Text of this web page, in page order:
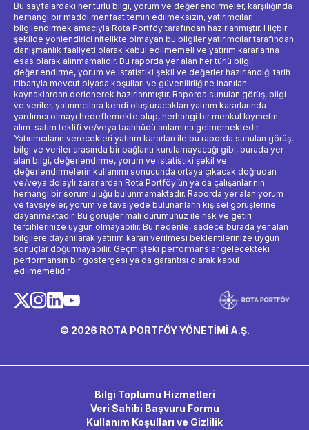
Bu sayfalardaki her türlü bilgi, yorum ve değerlendirmeler, karşılığında
herhangi bir maddi menfaat temin edilmeksizin, yatırımcıları
bilgilendirmek amacıyla Rota Portföy tarafından hazırlanmıştır. Hiçbir
şekilde yönlendirici nitelikte olmayan bu bilgiler yatırımcılar tarafından
danışmanlık faaliyeti olarak kabul edilmemeli ve yatırım kararlarına
esas olarak alınmamalıdır. Bu raporda yer alan her türlü bilgi,
değerlendirme, yorum ve istatistiki şekil ve değerler hazırlandığı tarih
itibarıyla mevcut piyasa koşulları ve güvenilirliğine inanılan
kaynaklardan derlenerek hazırlanmıştır. Raporda sunulan görüş, bilgi
ve veriler, yatırımcılara kendi oluşturacakları yatırım kararlarında
yardımcı olmayı hedeflemekte olup, herhangi bir menkul kıymetin
alım-satım teklifi ve/veya taahhüdü anlamına gelmemektedir.
Yatırımcıların verecekleri yatırım kararları ile bu raporda sunulan görüş,
bilgi ve veriler arasında bir bağlantı kurulamayacağı gibi, burada yer
alan bilgi, değerlendirme, yorum ve istatistiki şekil ve
değerlendirmelerin kullanımı sonucunda ortaya çıkacak doğrudan
ve/veya dolaylı zararlardan Rota Portföy’ün ya da çalışanlarının
herhangi bir sorumluluğu bulunmamaktadır. Raporda yer alan yorum
ve tavsiyeler, yorum ve tavsiyede bulunanların kişisel görüşlerine
dayanmaktadır. Bu görüşler mali durumunuz ile risk ve getiri
tercihlerinize uygun olmayabilir. Bu nedenle, sadece burada yer alan
bilgilere dayanılarak yatırım kararı verilmesi beklentilerinize uygun
sonuçlar doğurmayabilir. Geçmişteki performanslar gelecekteki
performansın bir göstergesi ya da garantisi olarak kabul
edilmemelidir.
© 2026 ROTA PORTFÖY YÖNETİMİ A.Ş.
Bilgi Toplumu Hizmetleri
Veri Sahibi Başvuru Formu
Kullanım Koşulları ve Gizlilik